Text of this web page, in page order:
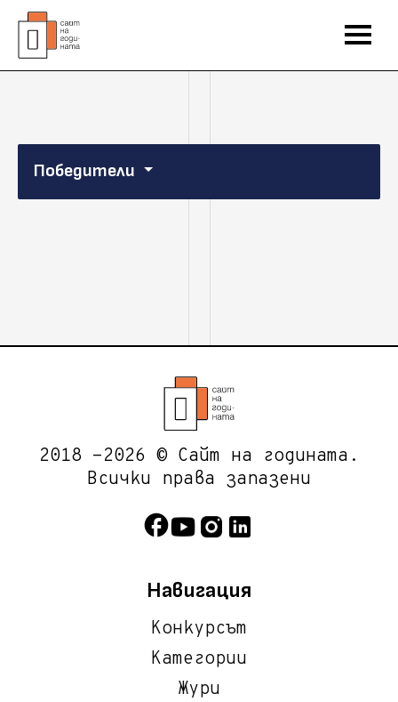
Победители
2018 -2026 © Сайт на годината.
Всички права запазени
Навигация
Конкурсът
Категории
Жури